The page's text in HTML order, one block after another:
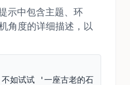
示中包含主题、环
角度的详细描述，以
如试试 '一座古老的石